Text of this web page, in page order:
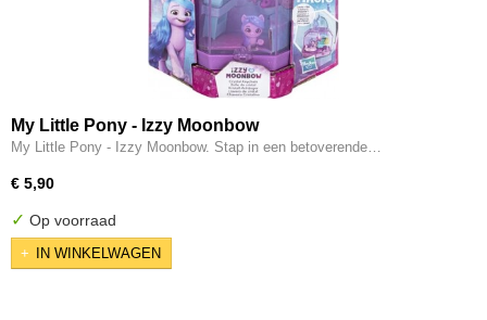
My Little Pony - Izzy Moonbow
My Little Pony - Izzy Moonbow. Stap in een betoverende…
€ 5,90
✓ Op voorraad
IN WINKELWAGEN